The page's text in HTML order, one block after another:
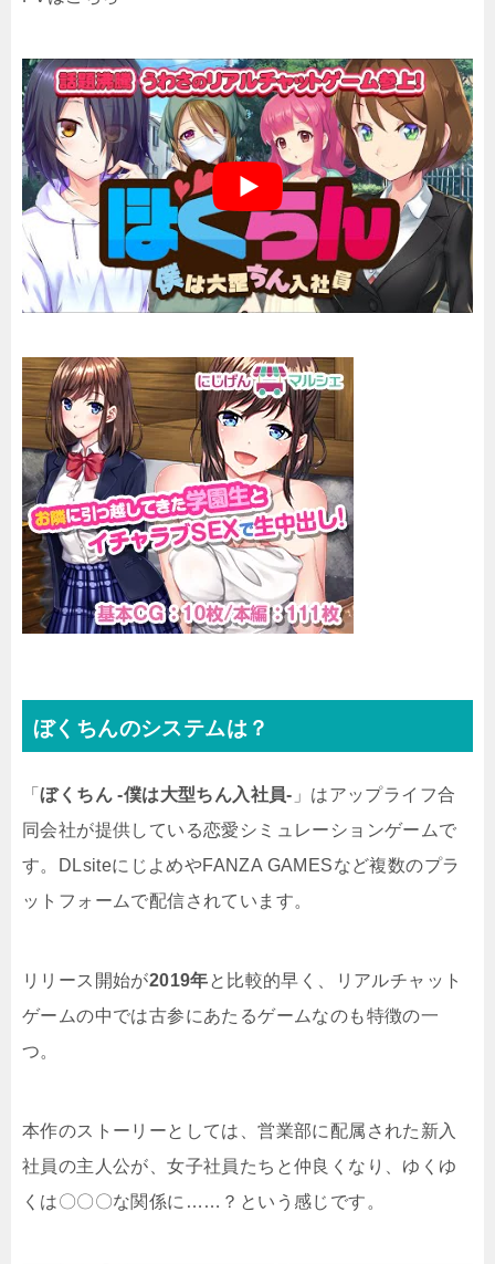
ぼくちんのシステムは？
「ぼくちん -僕は大型ちん入社員- 」はアップライフ合
同会社が提供している恋愛シミュレーションゲームで
す。DLsiteにじよめやFANZA GAMESなど複数のプラ
ットフォームで配信されています。
リリース開始が2019年と比較的早く、リアルチャット
ゲームの中では古参にあたるゲームなのも特徴の一
つ。
本作のストーリーとしては、営業部に配属された新入
社員の主人公が、女子社員たちと仲良くなり、ゆくゆ
くは〇〇〇な関係に……？という感じです。